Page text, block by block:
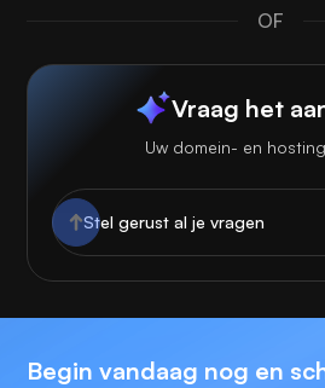
OF
Vraag het
Uw domein- en
Begin vandaag nog en